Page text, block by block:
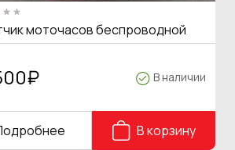
моточасов беспроводной
₽ В наличии
В корзину